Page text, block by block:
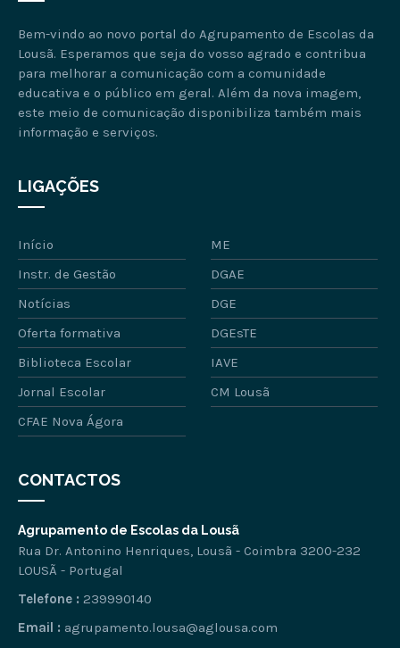
Bem-vindo ao novo portal do Agrupamento de Escolas da
Lousã. Esperamos que seja do vosso agrado e contribua
para melhorar a comunicação com a comunidade
educativa e o público em geral. Além da nova imagem,
este meio de comunicação disponibiliza também mais
informação e serviços.
LIGAÇÕES
Início
ME
Instr. de Gestão
DGAE
Notícias
DGE
Oferta formativa
DGEsTE
Biblioteca Escolar
IAVE
Jornal Escolar
CM Lousã
CFAE Nova Ágora
CONTACTOS
Agrupamento de Escolas da Lousã
Rua Dr. Antonino Henriques, Lousã - Coimbra 3200-232
LOUSÃ - Portugal
Telefone : 239990140
Email :
agrupamento.lousa@aglousa.com